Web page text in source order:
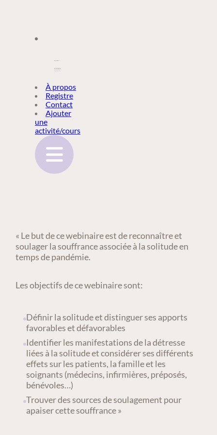
REGISTRE
CONTACT
À propos
Registre
Contact
Ajouter
une
activité/cours
« Le but de ce webinaire est de reconnaître et
soulager la souffrance associée à la solitude en
temps de pandémie.
Les objectifs de ce webinaire sont:
Définir la solitude et distinguer ses apports
favorables et défavorables
Identifier les manifestations de la détresse
liées à la solitude et considérer ses différents
effets sur les patients, la famille et les
soignants (médecins, infirmières, préposés,
bénévoles…)
Trouver des sources de soulagement pour
apaiser cette souffrance »